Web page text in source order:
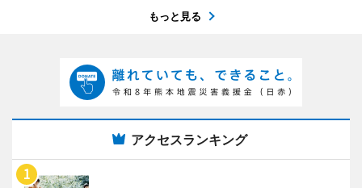
もっと見る
アクセスランキング